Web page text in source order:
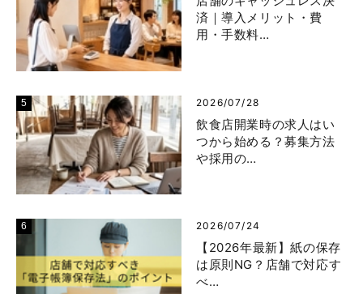
済｜導入メリット・費
用・手数料…
2026/07/28
飲食店開業時の求人はい
つから始める？募集方法
や採用の…
2026/07/24
【2026年最新】紙の保存
は原則NG？店舗で対応す
べ…